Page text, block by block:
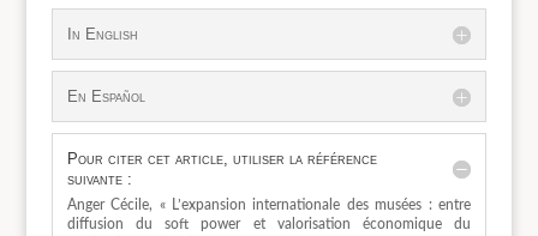
In English
En Español
Pour citer cet article, utiliser la référence
suivante :
Anger Cécile, « L’expansion internationale des musées : entre
diffusion du soft power et valorisation économique du